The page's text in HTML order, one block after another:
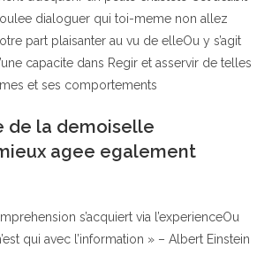
dialoguer qui toi-meme non allez
part plaisanter au vu de elleOu y s’agit
capacite dans Regir et asservir de telles
et ses comportements
de la demoiselle
agee egalement
s’acquiert via l’experienceOu
qui avec l’information » – Albert Einstein